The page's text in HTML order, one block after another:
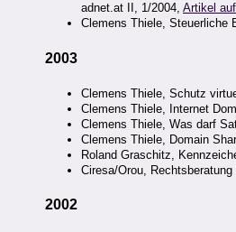
adnet.at II, 1/2004, Artikel
Clemens Thiele, Steuerliche
2003
Clemens Thiele, Schutz
Clemens Thiele, Internet
Clemens Thiele, Was darf
Clemens Thiele, Domain
Roland Graschitz,
Ciresa/Orou,
2002